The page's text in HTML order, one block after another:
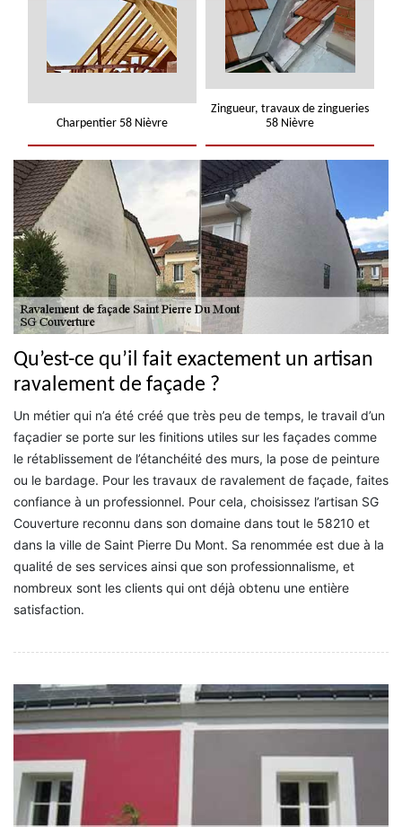
Charpentier 58 Nièvre
Zingueur, travaux de zingueries
58 Nièvre
Qu’est-ce qu’il fait exactement un artisan
ravalement de façade ?
Un métier qui n’a été créé que très peu de temps, le travail d’un
façadier se porte sur les finitions utiles sur les façades comme
le rétablissement de l’étanchéité des murs, la pose de peinture
ou le bardage. Pour les travaux de ravalement de façade, faites
confiance à un professionnel. Pour cela, choisissez l’artisan SG
Couverture reconnu dans son domaine dans tout le 58210 et
dans la ville de Saint Pierre Du Mont. Sa renommée est due à la
qualité de ses services ainsi que son professionnalisme, et
nombreux sont les clients qui ont déjà obtenu une entière
satisfaction.